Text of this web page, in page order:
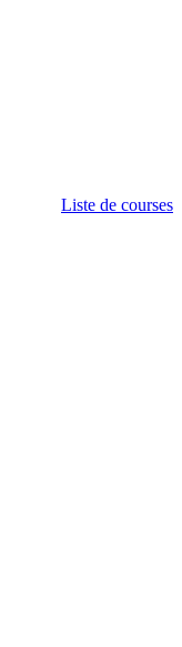
Liste de courses